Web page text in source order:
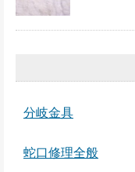
分岐金具
蛇口修理全般